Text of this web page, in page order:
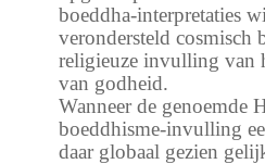
boeddha-interpretaties
verondersteld cosmisch
religieuze invulling van
van godheid.
Wanneer de genoemde
boeddhisme-invulling
daar globaal gezien